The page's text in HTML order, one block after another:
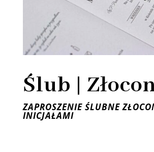
Ślub |
ZAPROSZENIE ŚLUBNE
INICJAŁAMI